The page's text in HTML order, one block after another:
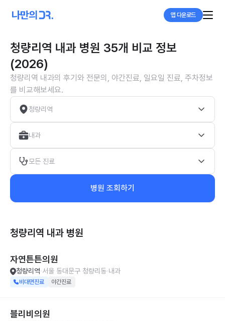
앱 다운로드
청량리역 내과 병원 35개 비교 정보
(2026)
청량리역 내과의 후기와 전문의, 야간진료, 일요일 진료, 주차정보
를 비교해보세요.
청량리역
내과
모든 진료
병원 조회하기
청량리역 내과 병원
자연튼튼의원
청량리역 서울 동대문구 청량리동 내과
비대면진료 야간진료
블리비의원